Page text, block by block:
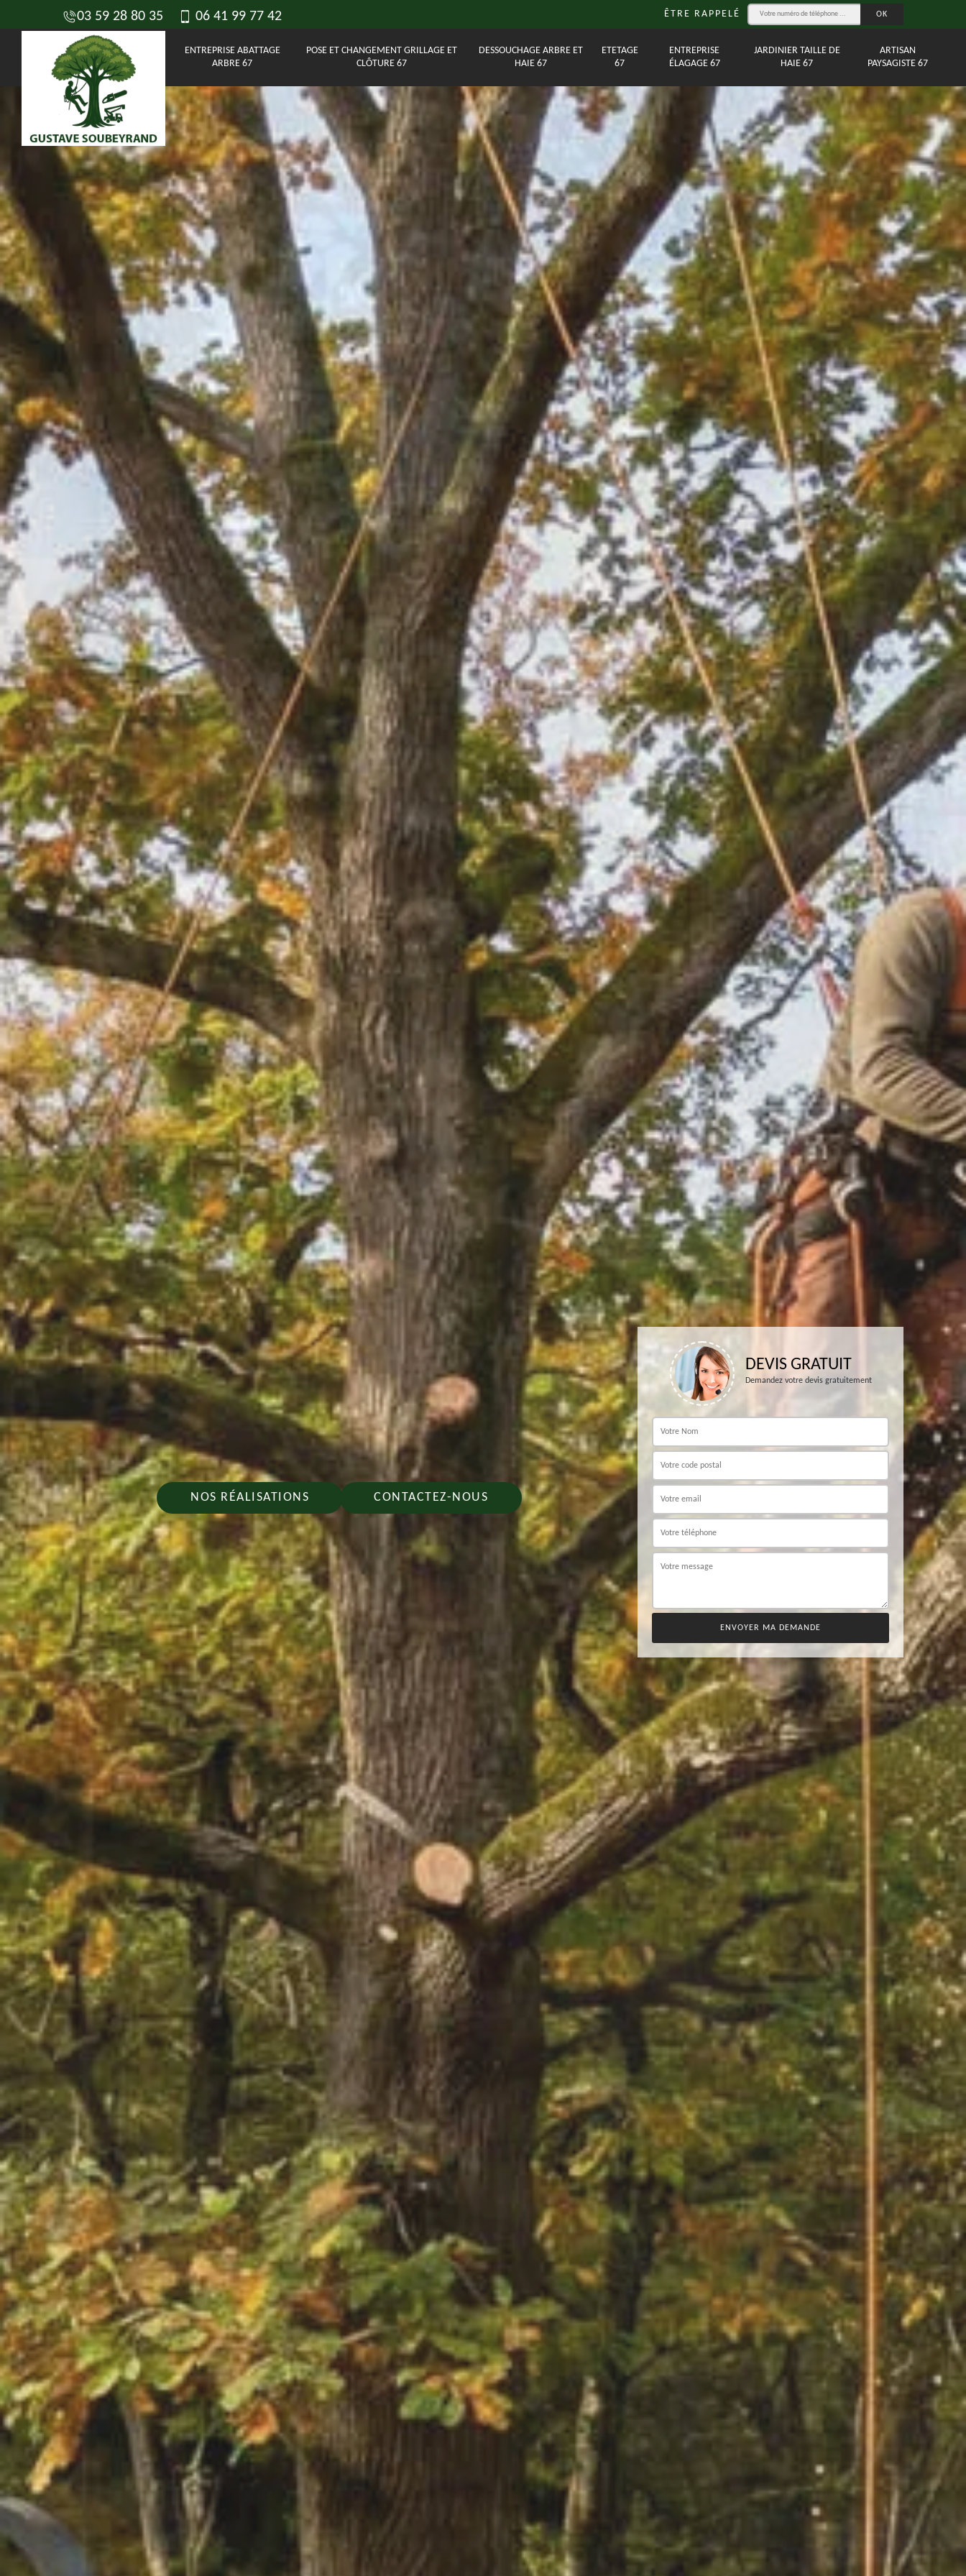
03 59 28 80 35 06 41 99 77 42 ÊTRE RAPPELÉ
ENTREPRISE ABATTAGE
ARBRE 67
POSE ET CHANGEMENT GRILLAGE ET
CLÔTURE 67
DESSOUCHAGE ARBRE ET
HAIE 67
ETETAGE
67
ENTREPRISE
ÉLAGAGE 67
JARDINIER TAILLE DE
HAIE 67
ARTISAN
PAYSAGISTE 67
NOS RÉALISATIONS CONTACTEZ-NOUS
DEVIS GRATUIT
Demandez votre devis gratuitement